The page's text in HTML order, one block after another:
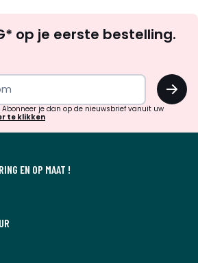
zoek
inspiratie
verrassingen?
op je eerste bestelling.
OK
je dan op de nieuwsbrief vanuit uw
te klikken
EN OP MAAT !